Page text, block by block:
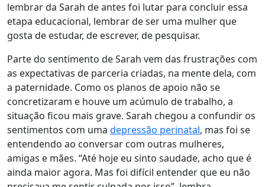
lembrar da Sarah de antes foi lutar para concluir essa
etapa educacional, lembrar de ser uma mulher que
gosta de estudar, de escrever, de pesquisar.
Parte do sentimento de Sarah vem das frustrações com
as expectativas de parceria criadas, na mente dela, com
a paternidade. Como os planos de apoio não se
concretizaram e houve um acúmulo de trabalho, a
situação ficou mais grave. Sarah chegou a confundir os
sentimentos com uma depressão perinatal, mas foi se
entendendo ao conversar com outras mulheres,
amigas e mães. “Até hoje eu sinto saudade, acho que é
ainda maior agora. Mas foi difícil entender que eu não